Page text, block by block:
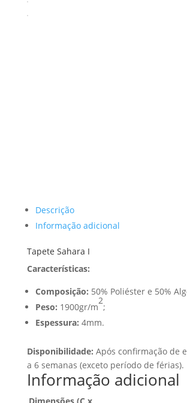
Descrição
Informação adicional
Tapete Sahara I
Características:
Composição: 50% Poliéster e 50%
Peso: 1900gr/m
2
;
Espessura: 4mm.
Disponibilidade: Após confirmação de
a 6 semanas (exceto período de férias).
Informação adicional